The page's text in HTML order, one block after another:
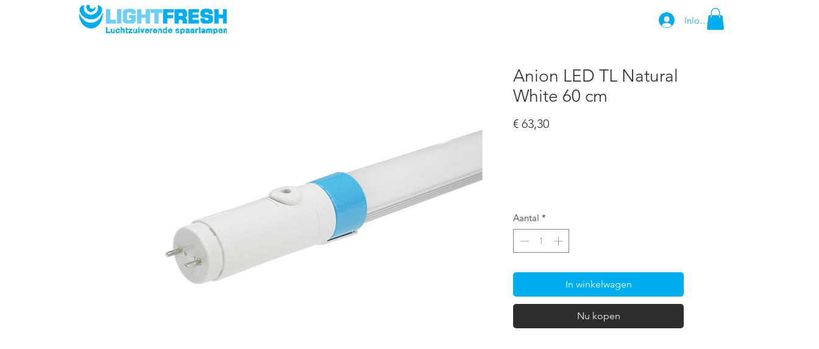
Inloggen
Anion LED TL Natural
White 60 cm
€ 63,30Prijs
Aantal *
In winkelwagen
Nu kopen